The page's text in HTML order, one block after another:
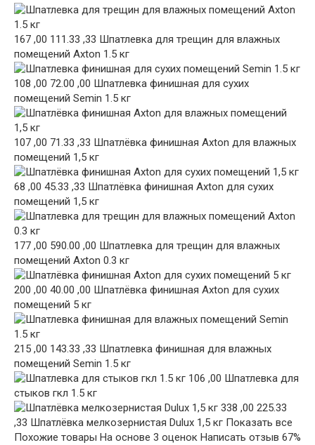
167 ,00 111.33 ,33 Шпатлевка для трещин для влажных
помещений Axton 1.5 кг
108 ,00 72.00 ,00 Шпатлевка финишная для сухих
помещений Semin 1.5 кг
107 ,00 71.33 ,33 Шпатлёвка финишная Axton для влажных
помещений 1,5 кг
68 ,00 45.33 ,33 Шпатлёвка финишная Axton для сухих
помещений 1,5 кг
177 ,00 590.00 ,00 Шпатлевка для трещин для влажных
помещений Axton 0.3 кг
200 ,00 40.00 ,00 Шпатлёвка финишная Axton для сухих
помещений 5 кг
215 ,00 143.33 ,33 Шпатлевка финишная для влажных
помещений Semin 1.5 кг
106 ,00 Шпатлевка для
стыков гкл 1.5 кг
338 ,00 225.33
,33 Шпатлёвка мелкозернистая Dulux 1,5 кг Показать все
Похожие товары На основе 3 оценок Написать отзыв 67%